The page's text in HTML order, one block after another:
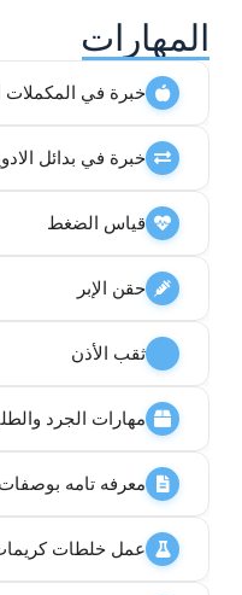
المهارات
خبرة في المكملات
خبرة في بدائل
قياس الضغط
حقن الإبر
ثقب الأذن
مهارات الجرد
معرفه تامه
عمل خلطات